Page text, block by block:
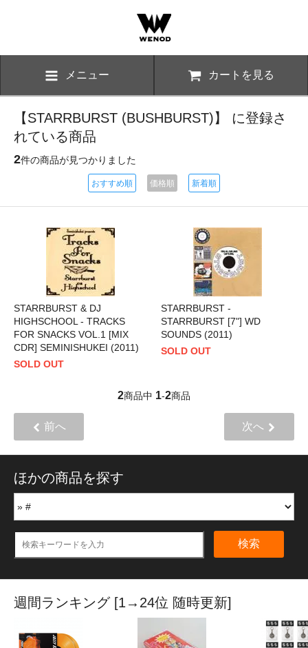
メニュー カートを見る
【STARRBURST (BUSHBURST)】 に登録さ
れている商品
2件の商品が見つかりました
おすすめ順 価格順 新着順
STARRBURST & DJ
HIGHSCHOOL - TRACKS
FOR SNACKS VOL.1 [MIX
CDR] SEMINISHUKEI (2011)
SOLD OUT
STARRBURST -
STARRBURST [7"] WD
SOUNDS (2011)
SOLD OUT
2商品中 1-2商品
前へ 次へ
ほかの商品を探す
検索
週間ランキング [1→24位 随時更新]